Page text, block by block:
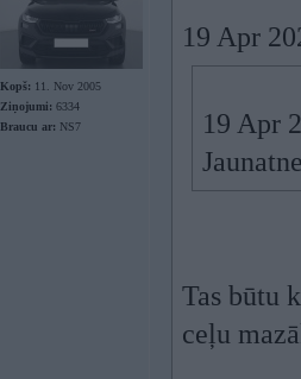
Kopš: 11. Nov 2005
Ziņojumi: 6334
Braucu ar: NS7
19 Apr
19 Apr
Tas būtu
ceļu